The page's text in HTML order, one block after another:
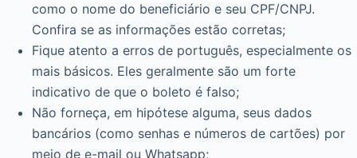
como o nome do beneficiário e seu CPF/CNPJ.
Confira se as informações estão corretas;
Fique atento a erros de português, especialmente os
mais básicos. Eles geralmente são um forte
indicativo de que o boleto é falso;
Não forneça, em hipótese alguma, seus dados
bancários (como senhas e números de cartões) por
meio de e-mail ou Whatsapp;